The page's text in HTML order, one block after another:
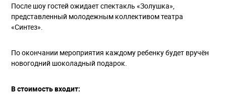
После шоу гостей ожидает спектакль «Золушка»,
представленный молодежным коллективом театра
«Синтез».
По окончании мероприятия каждому ребенку будет вручён
новогодний шоколадный подарок.
В стоимость входит: